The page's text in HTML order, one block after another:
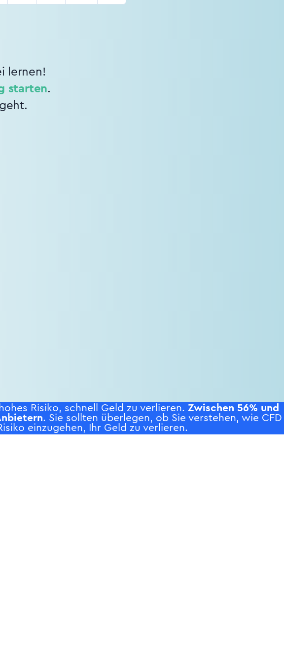
lernen!
starten.
Risiko, schnell Geld zu verlieren. Zwischen 56% und
. Sie sollten überlegen, ob Sie verstehen, wie CFD
einzugehen, Ihr Geld zu verlieren.